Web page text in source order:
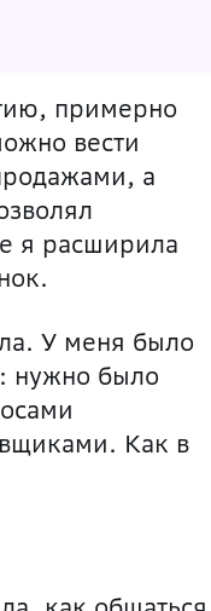
примерно
вести
а
я расширила
У меня было
нужно было
Как в